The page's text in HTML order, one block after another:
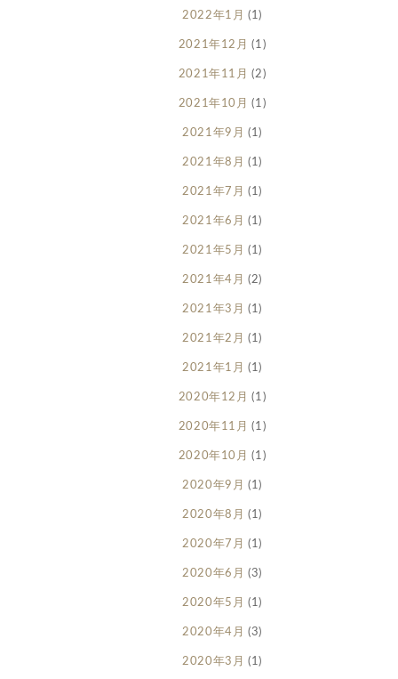
2022年1月 (1)
2021年12月 (1)
2021年11月 (2)
2021年10月 (1)
2021年9月 (1)
2021年8月 (1)
2021年7月 (1)
2021年6月 (1)
2021年5月 (1)
2021年4月 (2)
2021年3月 (1)
2021年2月 (1)
2021年1月 (1)
2020年12月 (1)
2020年11月 (1)
2020年10月 (1)
2020年9月 (1)
2020年8月 (1)
2020年7月 (1)
2020年6月 (3)
2020年5月 (1)
2020年4月 (3)
2020年3月 (1)